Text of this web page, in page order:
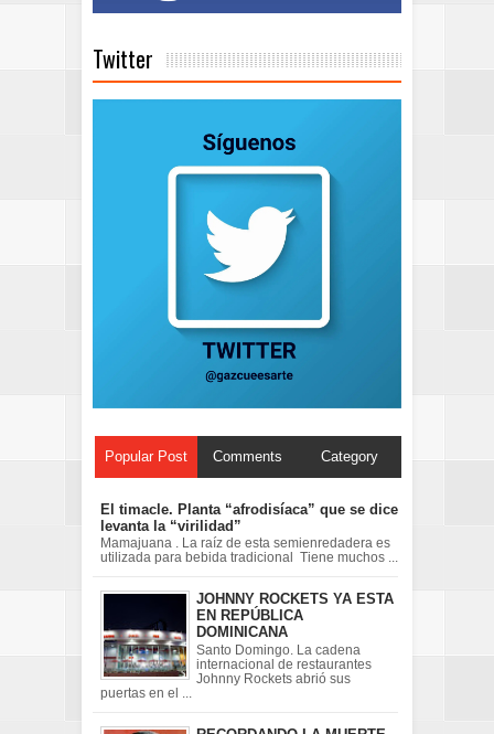
Twitter
Popular Post Comments Category
El timacle. Planta “afrodisíaca” que se dice
levanta la “virilidad”
Mamajuana . La raíz de esta semienredadera es
utilizada para bebida tradicional Tiene muchos ...
JOHNNY ROCKETS YA ESTA
EN REPÚBLICA
DOMINICANA
Santo Domingo. La cadena
internacional de restaurantes
Johnny Rockets abrió sus
puertas en el ...